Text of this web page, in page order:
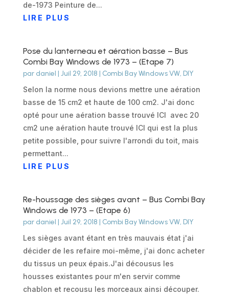
de-1973 Peinture de...
LIRE PLUS
Pose du lanterneau et aération basse – Bus
Combi Bay Windows de 1973 – (Etape 7)
par daniel | Juil 29, 2018 | Combi Bay Windows VW, DIY
Selon la norme nous devions mettre une aération
basse de 15 cm2 et haute de 100 cm2. J'ai donc
opté pour une aération basse trouvé ICI avec 20
cm2 une aération haute trouvé ICI qui est la plus
petite possible, pour suivre l'arrondi du toit, mais
permettant...
LIRE PLUS
Re-houssage des sièges avant – Bus Combi Bay
Windows de 1973 – (Etape 6)
par daniel | Juil 29, 2018 | Combi Bay Windows VW, DIY
Les sièges avant étant en très mauvais état j'ai
décider de les refaire moi-même, j'ai donc acheter
du tissus un peux épais.J'ai décousus les
housses existantes pour m'en servir comme
chablon et recousu les morceaux ainsi découper.